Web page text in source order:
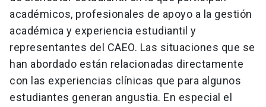
académicos, profesionales de apoyo a la gestión
académica y experiencia estudiantil y
representantes del CAEO. Las situaciones que se
han abordado están relacionadas directamente
con las experiencias clínicas que para algunos
estudiantes generan angustia. En especial el